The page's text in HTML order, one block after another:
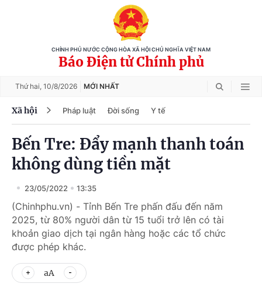
CHÍNH PHỦ NƯỚC CỘNG HÒA XÃ HỘI CHỦ NGHĨA VIỆT NAM
Báo Điện tử Chính phủ
Thứ hai, 10/8/2026 MỚI NHẤT
Xã hội Pháp luật Đời sống Y tế
Bến Tre: Đẩy mạnh thanh toán
không dùng tiền mặt
23/05/2022 13:35
(Chinhphu.vn) - Tỉnh Bến Tre phấn đấu đến năm
2025, từ 80% người dân từ 15 tuổi trở lên có tài
khoản giao dịch tại ngân hàng hoặc các tổ chức
được phép khác.
aA